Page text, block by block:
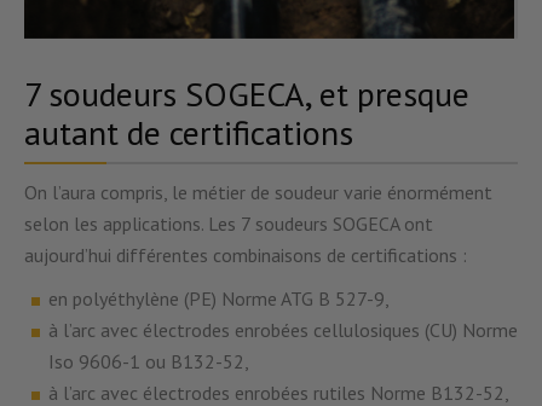
7 soudeurs SOGECA, et presque
autant de certifications
On l’aura compris, le métier de soudeur varie énormément
selon les applications. Les 7 soudeurs SOGECA ont
aujourd’hui différentes combinaisons de certifications :
en polyéthylène (PE) Norme ATG B 527-9,
à l’arc avec électrodes enrobées cellulosiques (CU) Norme
Iso 9606-1 ou B132-52,
à l’arc avec électrodes enrobées rutiles Norme B132-52,